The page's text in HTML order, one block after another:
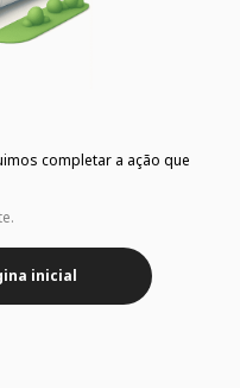
completar a ação que
inicial